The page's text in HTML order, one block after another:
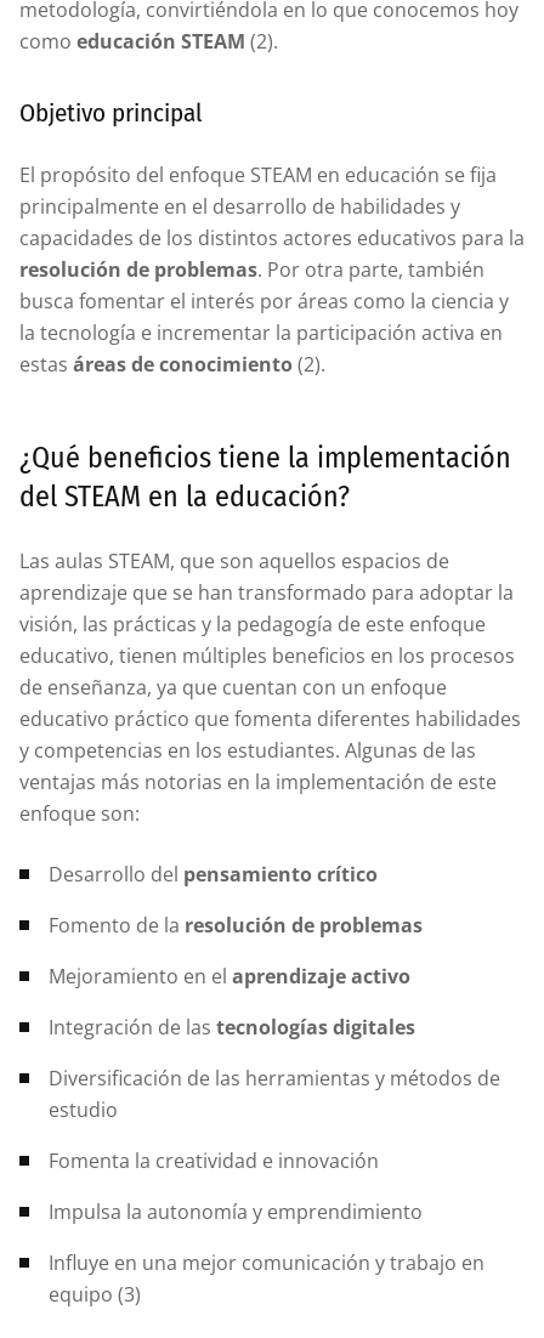
metodología, convirtiéndola en lo que conocemos hoy
como educación STEAM (2).
Objetivo principal
El propósito del enfoque STEAM en educación se fija
principalmente en el desarrollo de habilidades y
capacidades de los distintos actores educativos para la
resolución de problemas. Por otra parte, también
busca fomentar el interés por áreas como la ciencia y
la tecnología e incrementar la participación activa en
estas áreas de conocimiento(2).
¿Qué beneficios tiene la implementación
del STEAM en la educación?
Las aulas STEAM, que son aquellos espacios de
aprendizaje que se han transformado para adoptar la
visión, las prácticas y la pedagogía de este enfoque
educativo, tienen múltiples beneficios en los procesos
de enseñanza, ya que cuentan con un enfoque
educativo práctico que fomenta diferentes habilidades
y competencias en los estudiantes. Algunas de las
ventajas más notorias en la implementación de este
enfoque son:
Desarrollo del pensamiento crítico
Fomento de la resolución de problemas
Mejoramiento en el aprendizaje activo
Integración de las tecnologías digitales
Diversificación de las herramientas y métodos de
estudio
Fomenta la creatividad e innovación
Impulsa la autonomía y emprendimiento
Influye en una mejor comunicación y trabajo en
equipo (3)